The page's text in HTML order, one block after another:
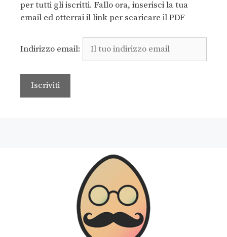
per tutti gli iscritti. Fallo ora, inserisci la tua
email ed otterrai il link per scaricare il PDF
Indirizzo email: